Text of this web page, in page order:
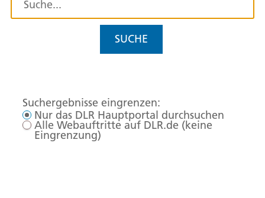
SUCHE
Suchergebnisse eingrenzen:
Nur das DLR Hauptportal durchsuchen
Alle Webauftritte auf DLR.de (keine
Eingrenzung)